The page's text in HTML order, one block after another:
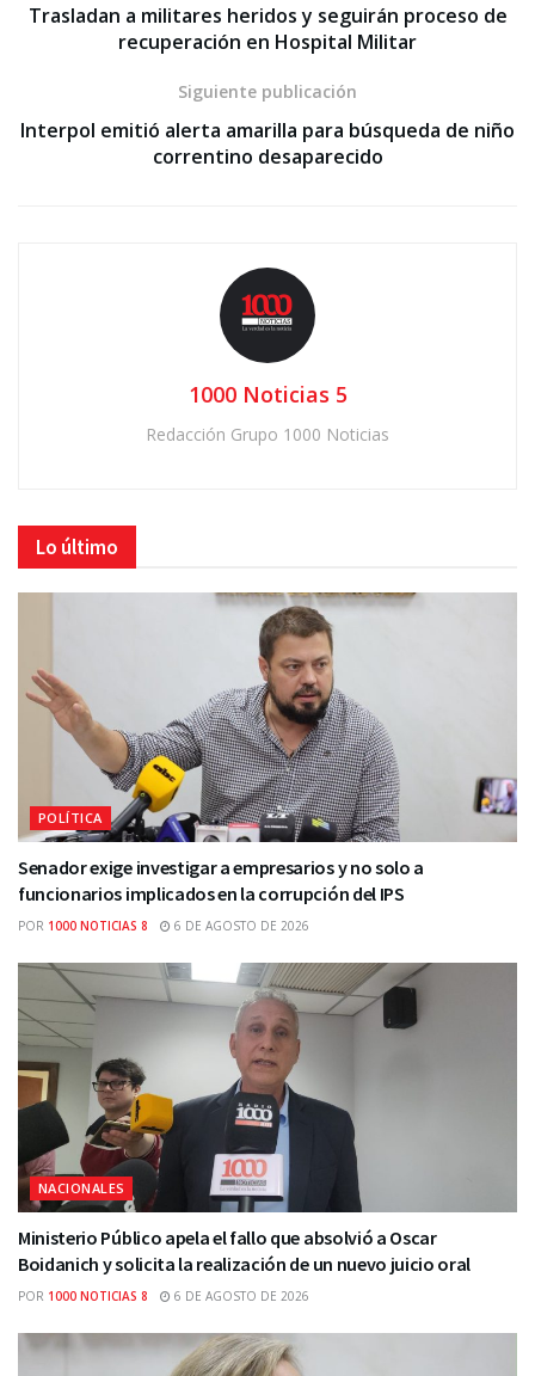
Trasladan a militares heridos y seguirán proceso de
recuperación en Hospital Militar
Siguiente publicación
Interpol emitió alerta amarilla para búsqueda de niño
correntino desaparecido
1000 Noticias 5
Redacción Grupo 1000 Noticias
Lo último
POLÍTICA
Senador exige investigar a empresarios y no solo a
funcionarios implicados en la corrupción del IPS
POR 1000 NOTICIAS 8 6 DE AGOSTO DE 2026
NACIONALES
Ministerio Público apela el fallo que absolvió a Oscar
Boidanich y solicita la realización de un nuevo juicio oral
POR 1000 NOTICIAS 8 6 DE AGOSTO DE 2026